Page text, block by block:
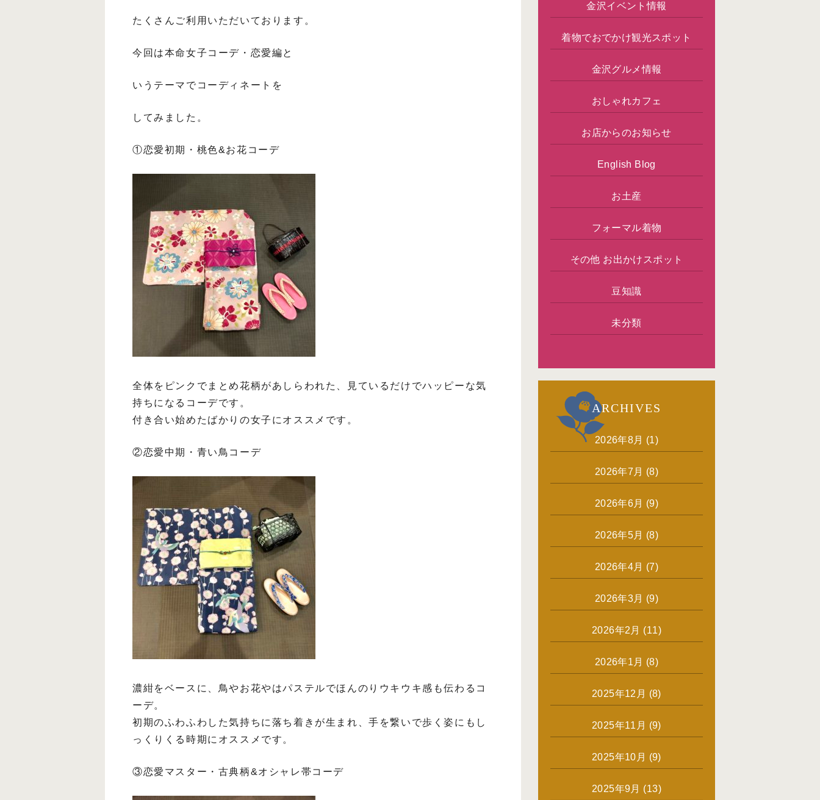
たくさんご利用いただいております。
今回は本命女子コーデ・恋愛編と
いうテーマでコーディネートを
してみました。
①恋愛初期・桃色&お花コーデ
全体をピンクでまとめ花柄があしらわれた、見ているだけでハッピーな気
持ちになるコーデです。
付き合い始めたばかりの女子にオススメです。
②恋愛中期・青い鳥コーデ
濃紺をベースに、鳥やお花やはパステルでほんのりウキウキ感も伝わるコ
ーデ。
初期のふわふわした気持ちに落ち着きが生まれ、手を繋いで歩く姿にもし
っくりくる時期にオススメです。
③恋愛マスター・古典柄&オシャレ帯コーデ
金沢イベント情報
着物でおでかけ観光スポット
金沢グルメ情報
おしゃれカフェ
お店からのお知らせ
English Blog
お土産
フォーマル着物
その他 お出かけスポット
豆知識
未分類
ARCHIVES
2026年8月 (1)
2026年7月 (8)
2026年6月 (9)
2026年5月 (8)
2026年4月 (7)
2026年3月 (9)
2026年2月 (11)
2026年1月 (8)
2025年12月 (8)
2025年11月 (9)
2025年10月 (9)
2025年9月 (13)